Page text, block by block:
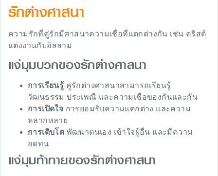
รักต่างศาสนา
ความรักที่คู่รักมีศาสนาความเชื่อที่แตกต่างกัน เช่น คริสต์
แต่งงานกับอิสลาม
แง่มุมบวกของรักต่างศาสนา
การเรียนรู้ คู่รักต่างศาสนาสามารถเรียนรู้
วัฒนธรรม ประเพณี และความเชื่อของกันและกัน
การเปิดใจ การยอมรับความแตกต่าง และความ
หลากหลาย
การเติบโต พัฒนาตนเอง เข้าใจผู้อื่น และมีความ
อดทน
แง่มุมท้าทายของรักต่างศาสนา